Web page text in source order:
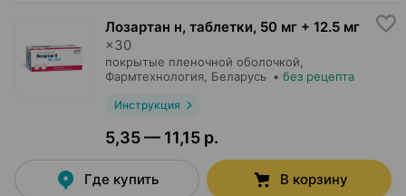
Лозартан н, таблетки, 50 мг + 12.5 мг
×30
покрытые пленочной оболочкой,
Фармтехнология , Беларусь • без рецепта
Инструкция
5,35 — 11,15 р.
Где купить В корзину